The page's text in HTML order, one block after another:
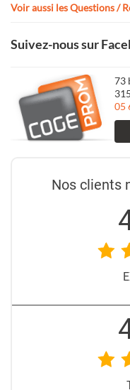
Voir aussi les Questions /
Suivez-nous sur
73
05
Nos clients